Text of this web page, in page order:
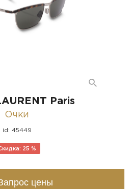
Paris
Очки
id: 45449
25 %
цены